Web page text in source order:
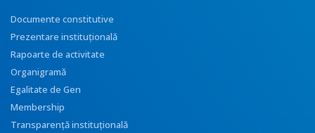
Documente constitutive
Prezentare instituţională
Rapoarte de activitate
Organigramă
Egalitate de Gen
Membership
Transparenţă instituţională